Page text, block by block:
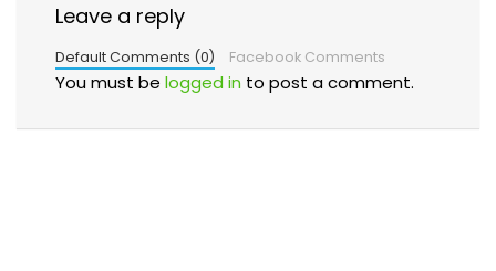
Leave a reply
Default Comments (0) Facebook Comments
You must be logged in to post a comment.